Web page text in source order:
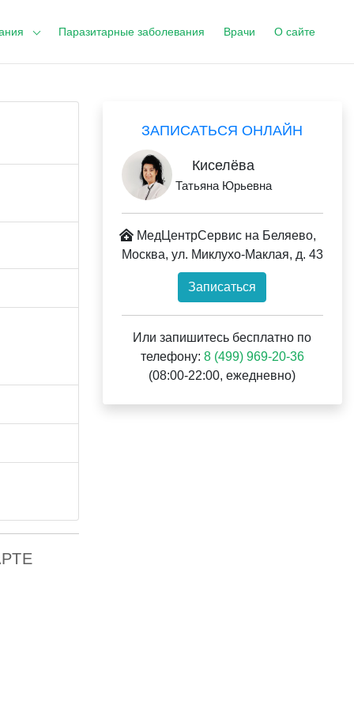
Паразитарные заболевания Врачи О сайте
ЗАПИСАТЬСЯ ОНЛАЙН
Киселёва
Татьяна Юрьевна
МедЦентрСервис на Беляево,
Москва, ул. Миклухо-Маклая, д. 43
Записаться
Или запишитесь бесплатно по
телефону: 8 (499) 969-20-36
(08:00-22:00, ежедневно)